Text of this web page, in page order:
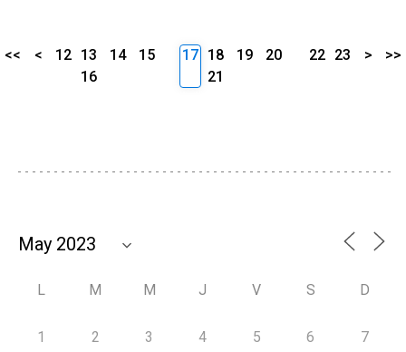
<< < 12 13 14
15
16
17 18 19
20
21
22 23 > >>
L M M J V S D
1 2 3 4 5 6 7